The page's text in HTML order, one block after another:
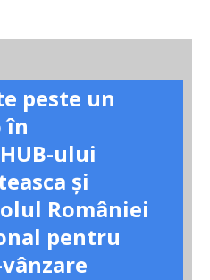
peste un
în
ului
și
României
pentru